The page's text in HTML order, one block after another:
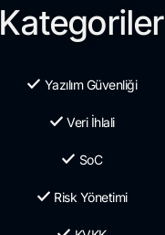
Kategoriler
Yazılım Güvenliği
Veri İhlali
SoC
Risk Yönetimi